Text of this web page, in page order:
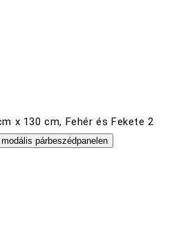
párbeszédpanelen